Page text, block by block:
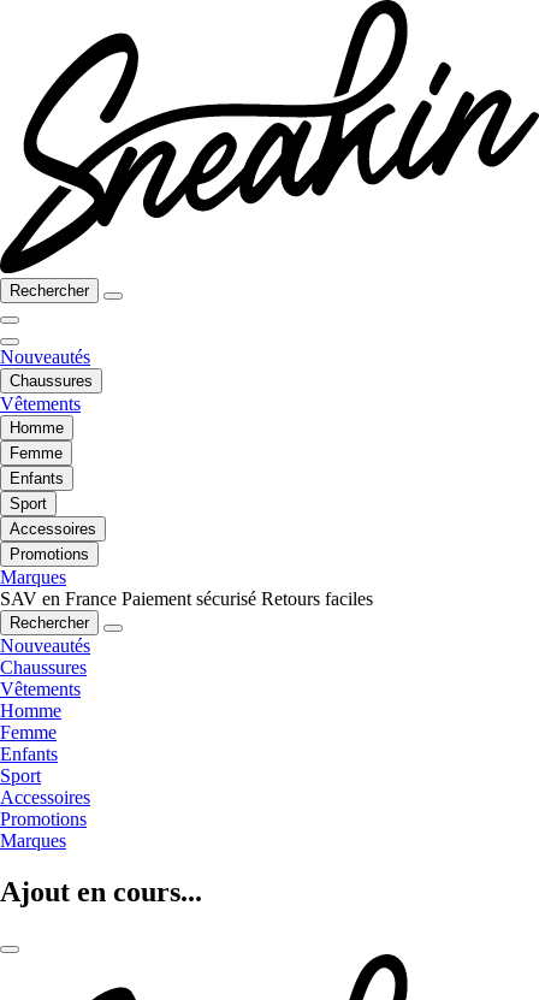
Rechercher
Nouveautés
Chaussures
Vêtements
Homme
Femme
Enfants
Sport
Accessoires
Promotions
Marques
SAV en France Paiement sécurisé Retours faciles
Rechercher
Nouveautés
Chaussures
Vêtements
Homme
Femme
Enfants
Sport
Accessoires
Promotions
Marques
Ajout en cours...